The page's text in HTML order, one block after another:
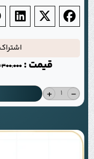
قیمت :300.000
-
+